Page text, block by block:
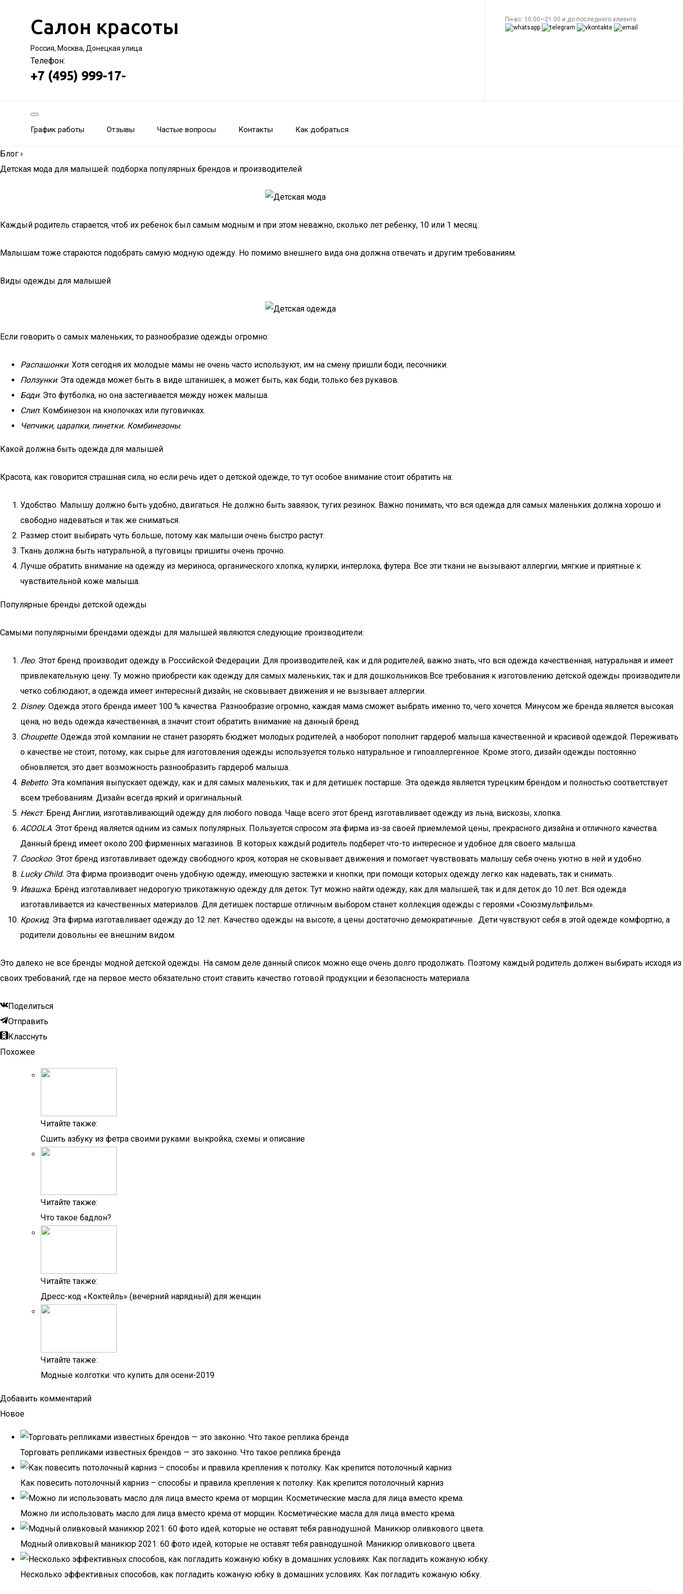
Салон красоты
Россия, Москва, Донецкая улица
Телефон:
+7 (495) 999-17-
Пн-вс: 10:00—21:00 и до последнего клиента
График работы Отзывы Частые вопросы Контакты Как добраться
Блог ›
Детская мода для малышей: подборка популярных брендов и производителей
Каждый родитель старается, чтоб их ребенок был самым модным и при этом неважно, сколько лет ребенку, 10 или 1 месяц.
Малышам тоже стараются подобрать самую модную одежду. Но помимо внешнего вида она должна отвечать и другим требованиям.
Виды одежды для малышей
Если говорить о самых маленьких, то разнообразие одежды огромно:
Распашонки. Хотя сегодня их молодые мамы не очень часто используют, им на смену пришли боди, песочники.
Ползунки. Эта одежда может быть в виде штанишек, а может быть, как боди, только без рукавов.
Боди. Это футболка, но она застегивается между ножек малыша.
Слип. Комбинезон на кнопочках или пуговичках.
Чепчики, царапки, пинетки. Комбинезоны.
Какой должна быть одежда для малышей
Красота, как говорится страшная сила, но если речь идет о детской одежде, то тут особое внимание стоит обратить на:
Удобство. Малышу должно быть удобно, двигаться. Не должно быть завязок, тугих резинок. Важно понимать, что вся одежда для самых маленьких должна хорошо и
свободно надеваться и так же сниматься.
Размер стоит выбирать чуть больше, потому как малыши очень быстро растут.
Ткань должна быть натуральной, а пуговицы пришиты очень прочно.
Лучше обратить внимание на одежду из мериноса, органического хлопка, кулирки, интерлока, футера. Все эти ткани не вызывают аллергии, мягкие и приятные к
чувствительной коже малыша.
Популярные бренды детской одежды
Самыми популярными брендами одежды для малышей являются следующие производители:
Лео. Этот бренд производит одежду в Российской Федерации. Для производителей, как и для родителей, важно знать, что вся одежда качественная, натуральная и имеет
привлекательную цену. Ту можно приобрести как одежду для самых маленьких, так и для дошкольников.Все требования к изготовлению детской одежды производители
четко соблюдают, а одежда имеет интересный дизайн, не сковывает движения и не вызывает аллергии.
Disney. Одежда этого бренда имеет 100 % качества. Разнообразие огромно, каждая мама сможет выбрать именно то, чего хочется. Минусом же бренда является высокая
цена, но ведь одежда качественная, а значит стоит обратить внимание на данный бренд.
Choupette. Одежда этой компании не станет разорять бюджет молодых родителей, а наоборот пополнит гардероб малыша качественной и красивой одеждой. Переживать
о качестве не стоит, потому, как сырье для изготовления одежды используется только натуральное и гипоаллергенное. Кроме этого, дизайн одежды постоянно
обновляется, это дает возможность разнообразить гардероб малыша.
Bebetto. Эта компания выпускает одежду, как и для самых маленьких, так и для детишек постарше. Эта одежда является турецким брендом и полностью соответствует
всем требованиям. Дизайн всегда яркий и оригинальный.
Некст. Бренд Англии, изготавливающий одежду для любого повода. Чаще всего этот бренд изготавливает одежду из льна, вискозы, хлопка.
ACOOLA. Этот бренд является одним из самых популярных. Пользуется спросом эта фирма из-за своей приемлемой цены, прекрасного дизайна и отличного качества.
Данный бренд имеет около 200 фирменных магазинов. В которых каждый родитель подберет что-то интересное и удобное для своего малыша.
Coockoo. Этот бренд изготавливает одежду свободного кроя, которая не сковывает движения и помогает чувствовать малышу себя очень уютно в ней и удобно.
Lucky Child. Эта фирма производит очень удобную одежду, имеющую застежки и кнопки, при помощи которых одежду легко как надевать, так и снимать.
Ивашка. Бренд изготавливает недорогую трикотажную одежду для деток. Тут можно найти одежду, как для малышей, так и для деток до 10 лет. Вся одежда
изготавливается из качественных материалов. Для детишек постарше отличным выбором станет коллекция одежды с героями «Союзмультфильм».
Крокид. Эта фирма изготавливает одежду до 12 лет. Качество одежды на высоте, а цены достаточно демократичные. Дети чувствуют себя в этой одежде комфортно, а
родители довольны ее внешним видом.
Это далеко не все бренды модной детской одежды. На самом деле данный список можно еще очень долго продолжать. Поэтому каждый родитель должен выбирать исходя из
своих требований, где на первое место обязательно стоит ставить качество готовой продукции и безопасность материала.
Поделиться
Отправить
Класснуть
Похожее
Читайте также:
Сшить азбуку из фетра своими руками: выкройка, схемы и описание
Читайте также:
Что такое бадлон?
Читайте также:
Дресс-код «Коктейль» (вечерний нарядный) для женщин
Читайте также:
Модные колготки: что купить для осени-2019
Добавить комментарий
Новое
Торговать репликами известных брендов — это законно. Что такое реплика бренда
Как повесить потолочный карниз – способы и правила крепления к потолку. Как крепится потолочный карниз
Можно ли использовать масло для лица вместо крема от морщин. Косметические масла для лица вместо крема.
Модный оливковый маникюр 2021: 60 фото идей, которые не оставят тебя равнодушной. Маникюр оливкового цвета.
Несколько эффективных способов, как погладить кожаную юбку в домашних условиях. Как погладить кожаную юбку.